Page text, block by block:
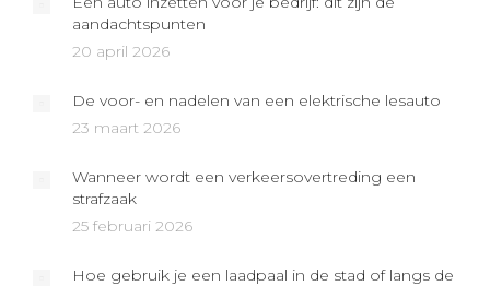
aandachtspunten
20 april 2026
De voor- en nadelen van een elektrische lesauto
23 maart 2026
Wanneer wordt een verkeersovertreding een
strafzaak
25 februari 2026
Hoe gebruik je een laadpaal in de stad of langs de